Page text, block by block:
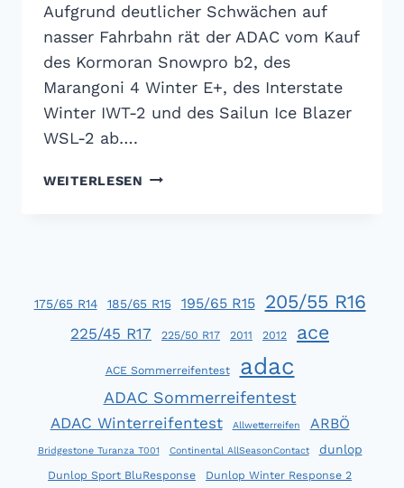
Aufgrund deutlicher Schwächen auf
nasser Fahrbahn rät der ADAC vom Kauf
des Kormoran Snowpro b2, des
Marangoni 4 Winter E+, des Interstate
Winter IWT-2 und des Sailun Ice Blazer
WSL-2 ab….
WEITERLESEN ADAC
175/65 R14 185/65 R15 195/65 R15 205/55 R16
225/45 R17 225/50 R17 2011 2012 ace
ACE Sommerreifentest adac
ADAC Sommerreifentest
ADAC Winterreifentest Allwetterreifen ARBÖ
Bridgestone Turanza T001 Continental AllSeasonContact dunlop
Dunlop Sport BluResponse
Dunlop Winter Response 2